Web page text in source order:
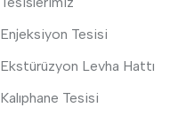
Enjeksiyon Tesisi
Ekstürüzyon Levha Hattı
Kalıphane Tesisi